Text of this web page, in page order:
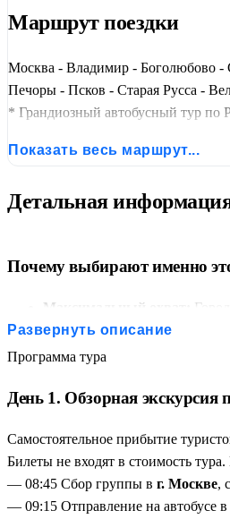
Маршрут поездки
Москва - Владимир - Боголюбово -
Печоры - Псков - Старая Русса -
* Грандиозный автобусный тур по
школьников и любителей
Показать весь маршрут...
Детальная
Почему выбирают именно
Максимальный охват:
усадьбы, суздальские луга и
Живая история:
Никакой суеты и головной
Развернуть описание
Программа тура
День 1. Обзорная
Самостоятельное прибытие
Билеты не входят в стоимость
— 08:45 Сбор группы в г. Москве,
— 09:15 Отправление на автобусе в